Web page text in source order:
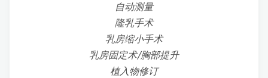
自动测量
隆乳手术
乳房缩小手术
乳房固定术/胸部提升
植入物修订